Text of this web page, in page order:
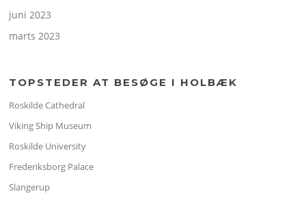
juni 2023
marts 2023
TOPSTEDER AT BESØGE I HOLBÆK
Roskilde Cathedral
Viking Ship Museum
Roskilde University
Frederiksborg Palace
Slangerup